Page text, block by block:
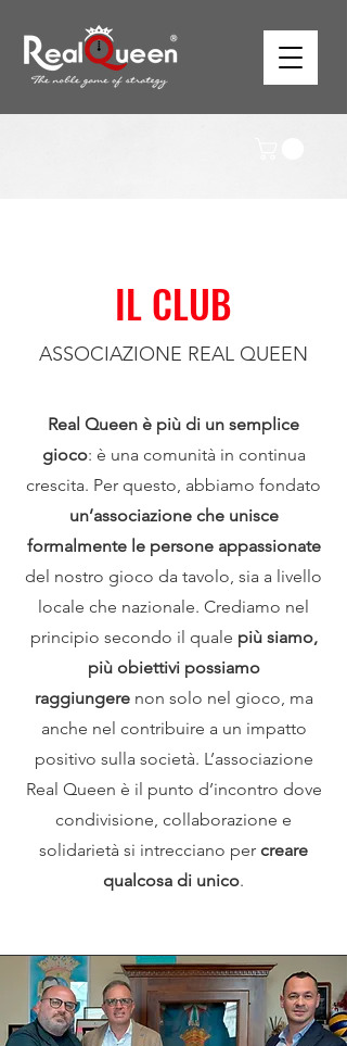
IL CLUB
ASSOCIAZIONE REAL QUEEN
Real Queen è più di un semplice
gioco: è una comunità in continua
crescita. Per questo, abbiamo fondato
un’associazione che unisce
formalmente le persone appassionate
del nostro gioco da tavolo, sia a livello
locale che nazionale. Crediamo nel
principio secondo il quale più siamo,
più obiettivi possiamo
raggiungerenon solo nel gioco, ma
anche nel contribuire a un impatto
positivo sulla società. L’associazione
Real Queen è il punto d’incontro dove
condivisione, collaborazione e
solidarietà si intrecciano per creare
qualcosa di unico.